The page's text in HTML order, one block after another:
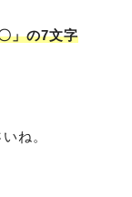
」の7文字
ね。